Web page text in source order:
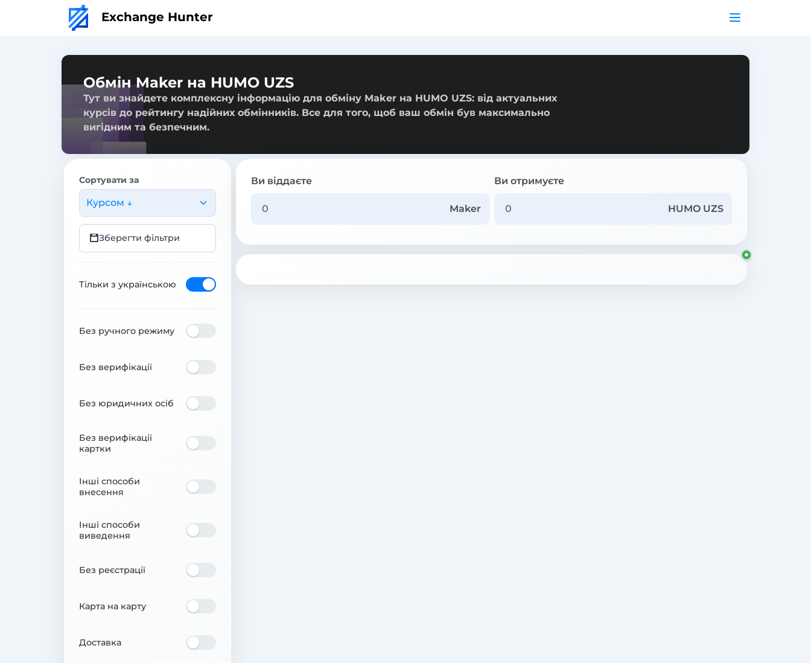
Exchange Hunter
Обмін Maker на HUMO UZS
Тут ви знайдете комплексну інформацію для обміну Maker на HUMO UZS: від актуальних
курсів до рейтингу надійних обмінників. Все для того, щоб ваш обмін був максимально
вигідним та безпечним.
Сортувати за
Курсом ↓
Зберегти фільтри
Тільки з українською
Без ручного режиму
Без верифікації
Без юридичних осіб
Без верифікації
картки
Інші способи
внесення
Інші способи
виведення
Без реєстрації
Карта на карту
Доставка
Ви віддаєте
Maker
Ви отримуєте
HUMO UZS